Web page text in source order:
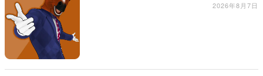
2026年8月7日